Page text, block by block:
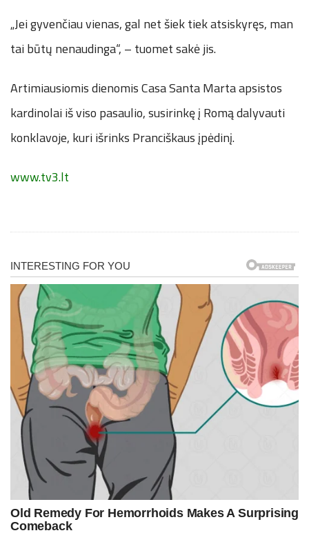
„Jei gyvenčiau vienas, gal net šiek tiek atsiskyręs, man
tai būtų nenaudinga“, – tuomet sakė jis.
Artimiausiomis dienomis Casa Santa Marta apsistos
kardinolai iš viso pasaulio, susirinkę į Romą dalyvauti
konklavoje, kuri išrinks Pranciškaus įpėdinį.
www.tv3.lt